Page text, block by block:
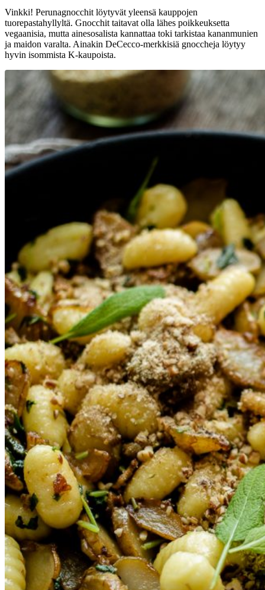
Vinkki! Perunagnocchit löytyvät yleensä kauppojen
tuorepastahyllyltä. Gnocchit taitavat olla lähes poikkeuksetta
vegaanisia, mutta ainesosalista kannattaa toki tarkistaa kananmunien
ja maidon varalta. Ainakin DeCecco-merkkisiä gnoccheja löytyy
hyvin isommista K-kaupoista.